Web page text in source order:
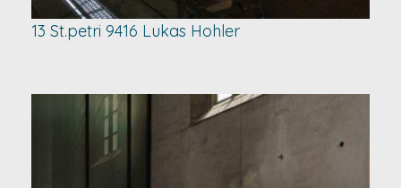
13 St.petri 9416 Lukas Hohler